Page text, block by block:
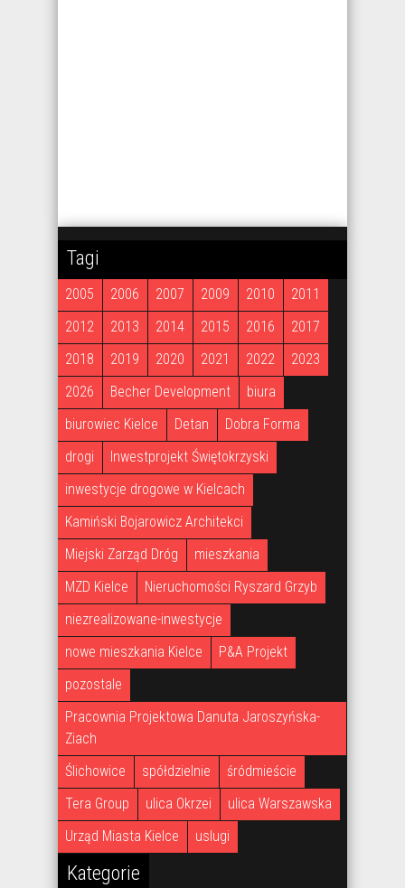
Tagi
2005 2006 2007 2009 2010
2011
2012
2013 2014 2015 2016
2017
2018
2019 2020 2021 2022
2023
2026
Becher Development
biura
biurowiec Kielce
Detan
Dobra Forma
drogi
Inwestprojekt Świętokrzyski
inwestycje drogowe w Kielcach
Kamiński Bojarowicz Architekci
Miejski Zarząd Dróg
mieszkania
MZD Kielce
Nieruchomości Ryszard Grzyb
niezrealizowane-inwestycje
nowe mieszkania Kielce
P&A Projekt
pozostale
Pracownia Projektowa Danuta Jaroszyńska-
Ziach
Ślichowice
spółdzielnie
śródmieście
Tera Group
ulica Okrzei
ulica Warszawska
Urząd Miasta Kielce
uslugi
Kategorie